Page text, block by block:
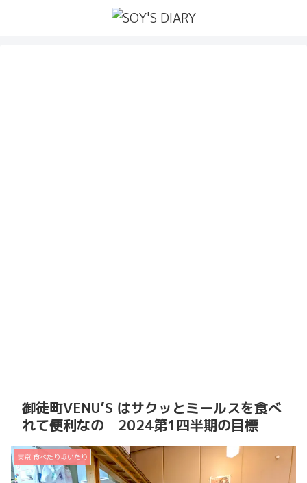
御徒町VENU’S はサクッとミールスを食べ
れて便利なの 2024第1四半期の目標
東京 食べたり歩いたり